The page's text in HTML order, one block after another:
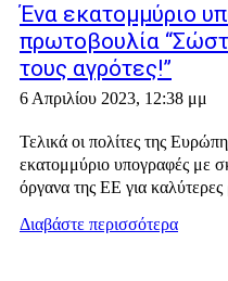
Ένα εκατομμύριο
πρωτοβουλία
τους αγρότες!”
6 Απριλίου 2023, 12:38 μμ
Τελικά οι πολίτες της
εκατομμύριο υπογραφές με
όργανα της ΕΕ για καλύτερες
Διαβάστε περισσότερα